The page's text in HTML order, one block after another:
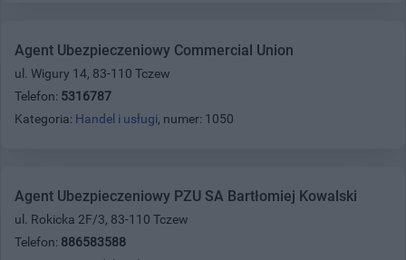
Agent Ubezpieczeniowy Commercial Union
ul. Wigury 14, 83-110 Tczew
Telefon: 5316787
Kategoria: Handel i usługi, numer: 1050
Agent Ubezpieczeniowy PZU SA Bartłomiej Kowalski
ul. Rokicka 2F/3, 83-110 Tczew
Telefon: 886583588